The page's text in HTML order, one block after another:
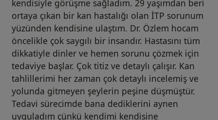
kendisiyle görüşme sağladım. 29 yaşımdan beri
ortaya çıkan bir kan hastalığı olan İTP sorunum
yüzünden kendisine ulaştım. Dr. Özlem hocam
öncelikle çok saygılı bir insandır. Hastasını tüm
dikkatiyle dinler ve hemen sorunu çözmek için
tedaviye başlar. Çok titiz ve detaylı çalışır. Kan
tahlillerimi her zaman çok detaylı incelemiş ve
yolunda gitmeyen şeylerin peşine düşmüştür.
Tedavi sürecimde bana dediklerini aynen
uyguladım çünkü kendimi kendisine